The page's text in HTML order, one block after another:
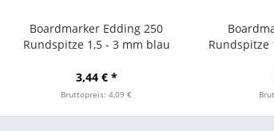
Boardmarker Edding 250
Rundspitze 1,5 - 3 mm blau
3,44 € *
Bruttopreis: 4,09 €
Rundspitze